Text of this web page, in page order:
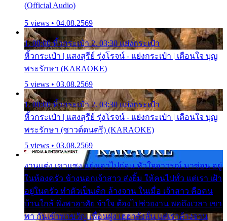
(Official Audio)
5 views • 04.08.2569
1. 00:00 หิ้วกระเป๋า 2. 03:30 แย่งกระเป๋า
หิ้วกระเป๋า | แสงสุรีย์ รุ่งโรจน์ - แย่งกระเป๋า | เตือนใจ บุญ
พระรักษา (KARAOKE)
5 views • 03.08.2569
1. 00:00 หิ้วกระเป๋า 2. 03:30 แย่งกระเป๋า
หิ้วกระเป๋า | แสงสุรีย์ รุ่งโรจน์ - แย่งกระเป๋า | เตือนใจ บุญ
พระรักษา (ซาวด์ดนตรี) (KARAOKE)
5 views • 03.08.2569
งานแต่ง เขาแซง แย่งเอาไปก่อน หัวใจอาวรณ์ มาซ่อน อยู่
ในห้องครัว ข้างนอกเจ้าสาว ส่งยิ้ม ให้คนไปทั่ว แต่เรา เฝ้า
อยู่ในครัว ทำตัวเป็นเด็ก ล้างจาน ในเมื่อ เจ้าสาว คือคน
บ้านใกล้ พึ่งพาอาศัย จำใจ ต้องไปช่วยงาน พอถึงเวลา เขา
พา กันเข้าพาขวัญ เพื่อนฝูง เฮฮาดังลั่น แต่เราล้างจาน